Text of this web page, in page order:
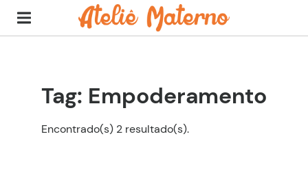
Tag: Empoderamento
Encontrado(s) 2 resultado(s).